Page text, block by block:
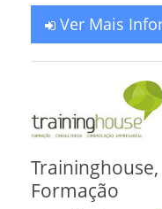
Ver Mais
Traininghouse,
Formação